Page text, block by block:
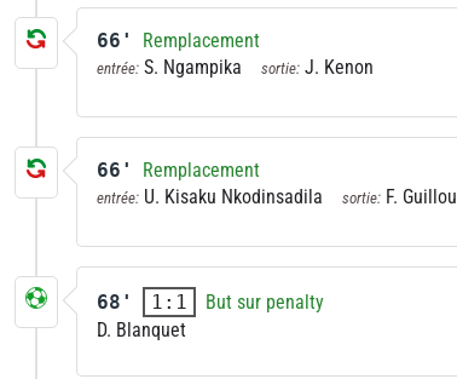
66' Remplacement
entrée: S. Ngampika sortie: J. Kenon
66' Remplacement
entrée: U. Kisaku Nkodinsadila sortie: F. Guillou
68' 1:1
But sur penalty
D. Blanquet